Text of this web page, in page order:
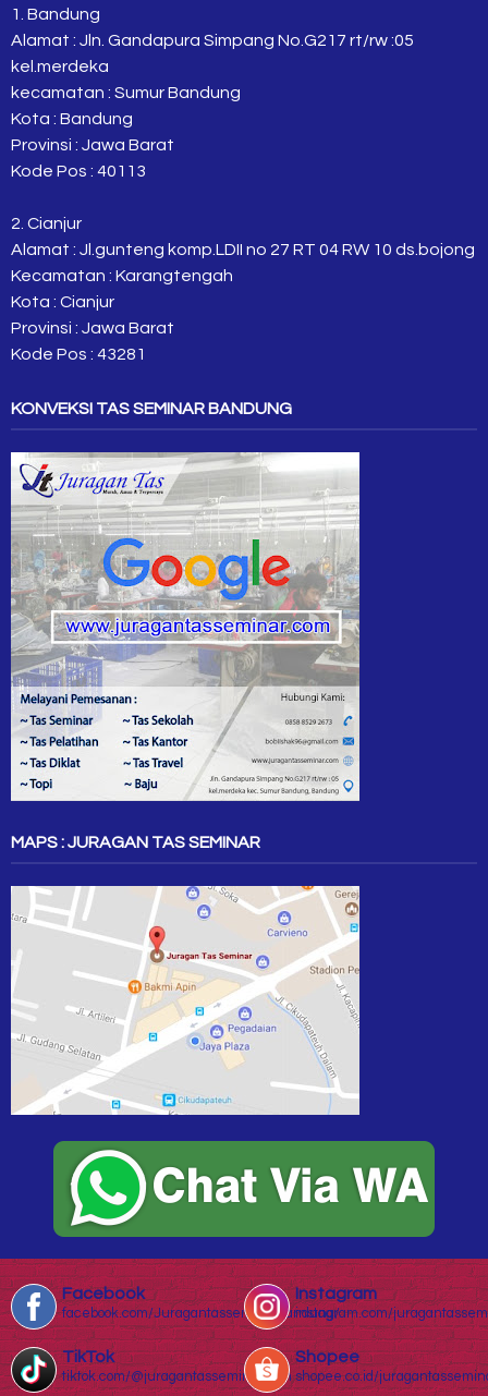
1. Bandung
Alamat : Jln. Gandapura Simpang No.G217 rt/rw :05
kel.merdeka
kecamatan : Sumur Bandung
Kota : Bandung
Provinsi : Jawa Barat
Kode Pos : 40113
2. Cianjur
Alamat : Jl.gunteng komp.LDII no 27 RT 04 RW 10 ds.bojong
Kecamatan : Karangtengah
Kota : Cianjur
Provinsi : Jawa Barat
Kode Pos : 43281
KONVEKSI TAS SEMINAR BANDUNG
MAPS : JURAGAN TAS SEMINAR
Facebook
facebook.com/Juragantasseminarbandung/
Instagram
instagram.com/
TikTok
tiktok.com/@juragantasseminar.com
Shopee
shopee.co.id/